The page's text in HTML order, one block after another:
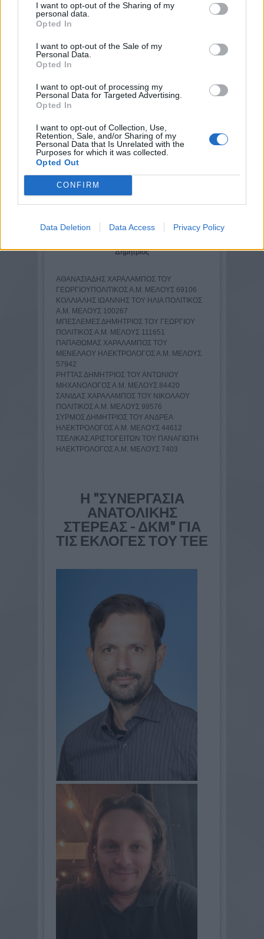
I want to opt-out of the Sharing of my
personal data.
Opted In
I want to opt-out of the Sale of my
Personal Data.
Opted In
I want to opt-out of processing my
Personal Data for Targeted Advertising.
Opted In
I want to opt-out of Collection, Use,
Retention, Sale, and/or Sharing of my
Personal Data that Is Unrelated with the
Purposes for which it was collected.
Opted Out
CONFIRM
Data Deletion Data Access Privacy Policy
ΑΝΟΙΚΤΗ ΚΙΝΗΣΗ ΜΗΧΑΝΙΚΩΝ (Α.Κ.ΜΗ.)
Εκπρόσωπος: Τσώμος Βασίλειος
ΓΙΩΤΟΠΟΥΛΟΣ ΔΗΜΗΤΡΙΟΣ TOY ΘΩΜΑ
ΑΡΧΙΤΕΚΤΟΝΑΣ Α.Μ. ΜΕΛΟΥΣ 18897
ΜΑΝΑΝΑΣ ΓΡΗΓΟΡΙΟΣ TOY ΙΩΑΝΝΗ
ΞΑΝΘΗΣ ΑΝΑΣΤΑΣΙΟΣ TOY ΑΝΔΡΕΑ
ΠΟΛΙΤΙΚΟΣ Α.Μ. ΜΕΛΟΥΣ 80299
ΔΗΜΟΚΡΑΤΙΚΗ ΠΑΝΕΠΙΣΤΗΜΟΝΙΚΗ
ΚΙΝΗΣΗ ΜΗΧΑΝΙΚΩΝ
Εκπρόσωπος: Χουσιάδα Αστέρω
ΑΡΧΙΤΕΚΤΟΝΑΣ Α.Μ. ΜΕΛΟΥΣ 23267
ΔΗΜΟΚΡΑΤΙΚΗ ΚΙΝΗΣΗ ΜΗΧΑΝΙΚΩΝ
Δημήτριος
ΑΘΑΝΑΣΙΑΔΗΣ ΧΑΡΑΛΑΜΠΟΣ ΤΟΥ
ΓΕΩΡΓΙΟΥΠΟΛΙΤΙΚΟΣ Α.Μ. ΜΕΛΟΥΣ 69106
ΚΟΛΛΙΑΛΗΣ ΙΩΑΝΝΗΣ ΤΟΥ ΗΛΙΑ ΠΟΛΙΤΙΚΟΣ
Α.Μ. ΜΕΛΟΥΣ 100267
ΜΠΕΣΛΕΜΕΣ ΔΗΜΗΤΡΙΟΣ ΤΟΥ ΓΕΩΡΓΙΟΥ
ΠΟΛΙΤΙΚΟΣ Α.Μ. ΜΕΛΟΥΣ 111651
ΠΑΠΑΘΩΜΑΣ ΧΑΡΑΛΑΜΠΟΣ ΤΟΥ
ΜΕΝΕΛΑΟΥ ΗΛΕΚΤΡΟΛΟΓΟΣ Α.Μ. ΜΕΛΟΥΣ
57942
ΡΗΤΤΑΣ ΔΗΜΗΤΡΙΟΣ ΤΟΥ ΑΝΤΩΝΙΟΥ
ΜΗΧΑΝΟΛΟΓΟΣ Α.Μ. ΜΕΛΟΥΣ 84420
ΣΑΝΙΔΑΣ ΧΑΡΑΛΑΜΠΟΣ ΤΟΥ ΝΙΚΟΛΑΟΥ
ΠΟΛΙΤΙΚΟΣ Α.Μ. ΜΕΛΟΥΣ 99576
ΣΥΡΜΟΣ ΔΗΜΗΤΡΙΟΣ ΤΟΥ ΑΝΔΡΕΑ
ΗΛΕΚΤΡΟΛΟΓΟΣ Α.Μ. ΜΕΛΟΥΣ 44612
ΤΣΕΛΙΚΑΣ ΑΡΙΣΤΟΓΕΙΤΩΝ ΤΟΥ ΠΑΝΑΓΙΩΤΗ
ΗΛΕΚΤΡΟΛΟΓΟΣ Α.Μ. ΜΕΛΟΥΣ 7403
Η "ΣΥΝΕΡΓΑΣΙΑ
ΑΝΑΤΟΛΙΚΗΣ
ΣΤΕΡΕΑΣ - ΔΚΜ" ΓΙΑ
ΤΙΣ ΕΚΛΟΓΕΣ ΤΟΥ ΤΕΕ